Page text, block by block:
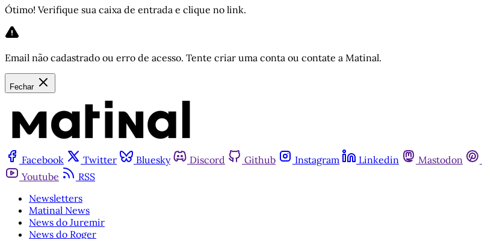
Ótimo! Verifique sua caixa de entrada e clique no link.
Email não cadastrado ou erro de acesso. Tente criar uma conta ou contate a Matinal.
Fechar
Facebook Twitter Bluesky Discord Github Instagram Linkedin Mastodon
Youtube
RSS
Newsletters
Matinal News
News do Juremir
News do Roger